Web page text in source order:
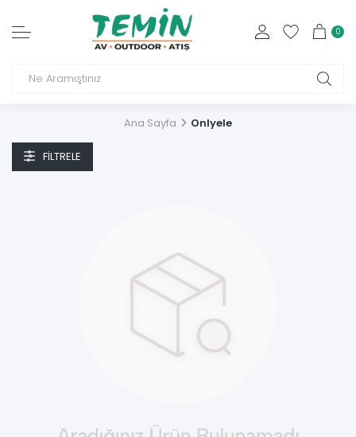
0
Ana Sayfa Onlyele
FILTRELE